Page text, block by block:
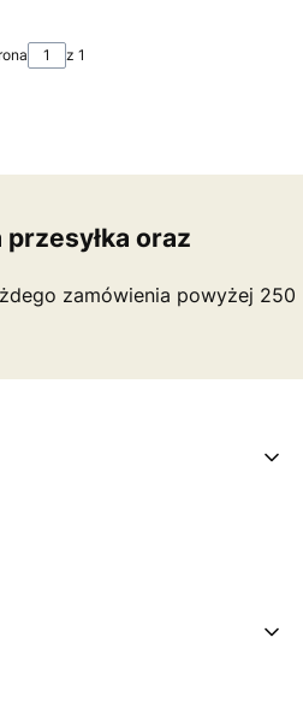
z 1
oraz
zamówienia powyżej 250